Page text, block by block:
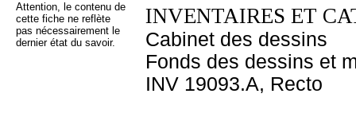
Attention, le contenu de
cette fiche ne reflète
pas nécessairement le
dernier état du savoir.
INVENTAIRES ET
Cabinet des dessins
Fonds des dessins et
INV 19093.A, Recto